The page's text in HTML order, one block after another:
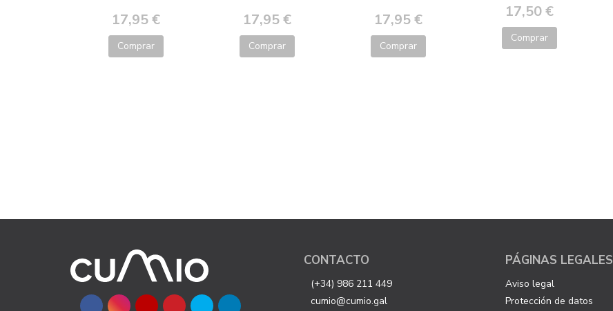
17,95 €
Comprar
17,95 €
Comprar
17,95 €
Comprar
17,50 €
Comprar
CONTACTO
(+34) 986 211 449
cumio@cumio.gal
PÁGINAS LEGALES
Aviso legal
Protección de datos